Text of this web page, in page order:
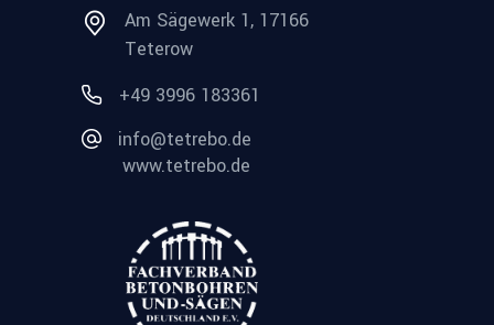
Am Sägewerk 1, 17166
Teterow
+49 3996 183361
info@tetrebo.de
www.tetrebo.de